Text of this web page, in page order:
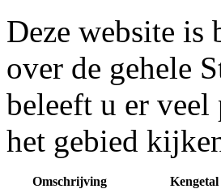
Deze website is
over de gehele
beleeft u er veel
het gebied
Omschrijving
Kengetal